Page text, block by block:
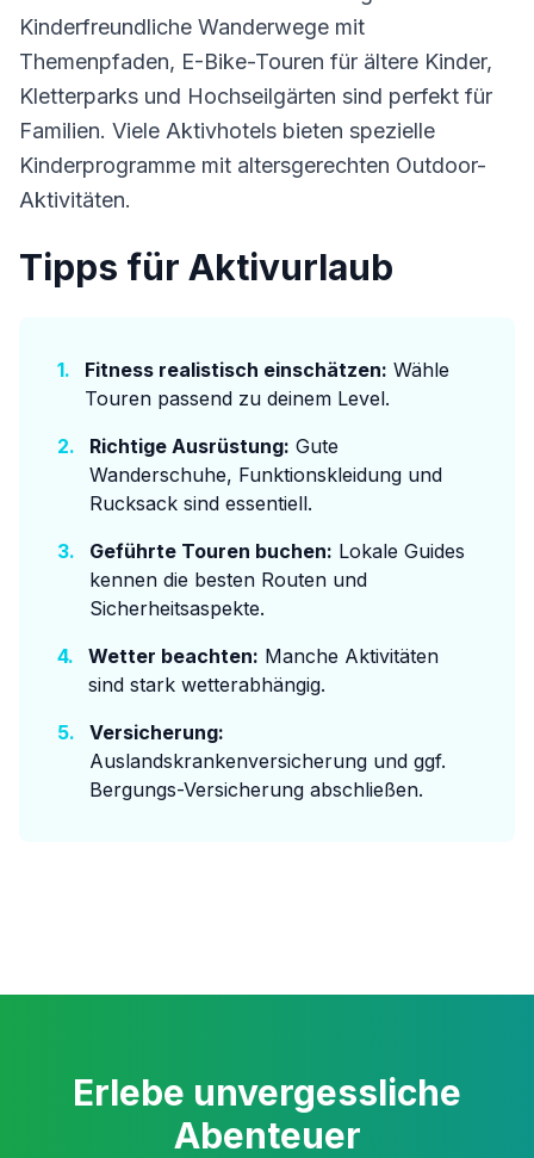
Kinderfreundliche Wanderwege mit
Themenpfaden, E-Bike-Touren für ältere Kinder,
Kletterparks und Hochseilgärten sind perfekt für
Familien. Viele Aktivhotels bieten spezielle
Kinderprogramme mit altersgerechten Outdoor-
Aktivitäten.
Tipps für Aktivurlaub
1. Fitness realistisch einschätzen: Wähle
Touren passend zu deinem Level.
2.
Richtige Ausrüstung: Gute
Wanderschuhe, Funktionskleidung und
Rucksack sind essentiell.
3.
Geführte Touren buchen: Lokale Guides
kennen die besten Routen und
Sicherheitsaspekte.
4.
Wetter beachten: Manche Aktivitäten
sind stark wetterabhängig.
5.
Versicherung:
Auslandskrankenversicherung und ggf.
Bergungs-Versicherung abschließen.
Erlebe unvergessliche
Abenteuer